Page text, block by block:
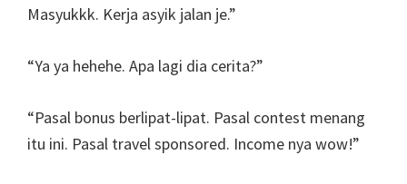
Masyukkk. Kerja asyik jalan je.”
“Ya ya hehehe. Apa lagi dia cerita?”
“Pasal bonus berlipat-lipat. Pasal contest menang
itu ini. Pasal travel sponsored. Income nya wow!”